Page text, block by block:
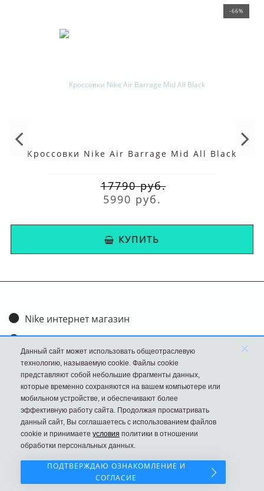
-66%
Кроссовки Nike Air Barrage Mid All Black
17790 руб.
5990 руб.
КУПИТЬ
Nike интернет магазин
Доставка и оплата
Обмен и возврат
Размеры
FAQ
Новости
Политика Конфиденциальности
Наш сайт НЕ является официальным сайтом Nike
Данный сайт может использовать общеотраслевую
технологию, называемую cookie. Файлы cookie
представляют собой небольшие фрагменты данных,
которые временно сохраняются на вашем компьютере или
мобильном устройстве, и обеспечивают более
эффективную работу сайта. Продолжая просматривать
данный сайт, Вы соглашаетесь с использованием файлов
cookie и принимаете условия политики в отношении
обработки персональных данных.
×
ПОДТВЕРЖДАЮ ОЗНАКОМЛЕНИЕ И
СОГЛАСИЕ